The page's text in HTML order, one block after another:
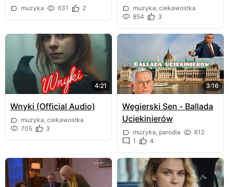
WERSJA! (Hip
Hop/Pop/Rock)
muzyka 631 2
️Elektryzująca przemiana
tradycji
[Electropop/EDM/Techn
muzyka, ciekawostka
854
3
4:21
Wnyki (Official Audio)
muzyka, ciekawostka
705
3
3:16
Węgierski Sen - Ballada
Uciekinierów
muzyka, parodia
612
1
4